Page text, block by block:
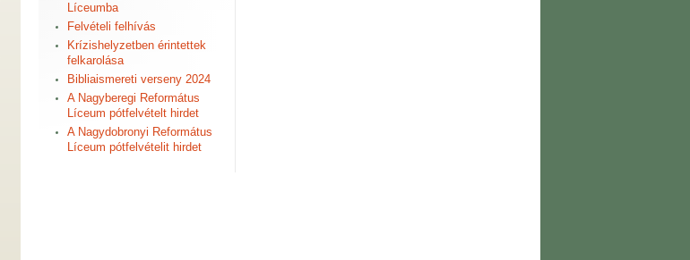
Líceumba
Felvételi felhívás
Krízishelyzetben érintettek
felkarolása
Bibliaismereti verseny 2024
A Nagyberegi Református
Líceum pótfelvételt hirdet
A Nagydobronyi Református
Líceum pótfelvételit hirdet